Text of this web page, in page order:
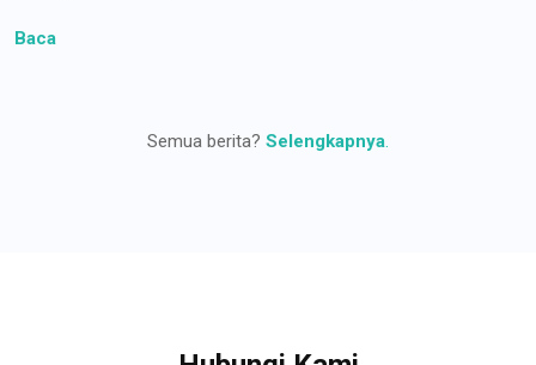
Baca
Semua berita? Selengkapnya.